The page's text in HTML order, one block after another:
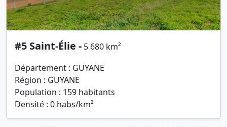
#5 Saint-Élie - 5 680 km²
Département : GUYANE
Région : GUYANE
Population : 159 habitants
Densité : 0 habs/km²